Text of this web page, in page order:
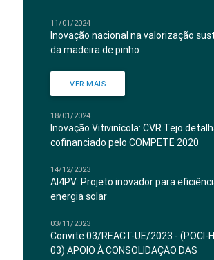
11/01/2024
Inovação nacional na valorização
da madeira de pinho
VER MAIS
18/01/2024
Inovação Vitivinícola: CVR Tejo
cofinanciado pelo COMPETE 2020
14/12/2023
AI4PV: Projeto inovador para
energia solar
03/11/2023
Convite 03/REACT-UE/2023 - (POCI-
03) APOIO À CONSOLIDAÇÃO DAS